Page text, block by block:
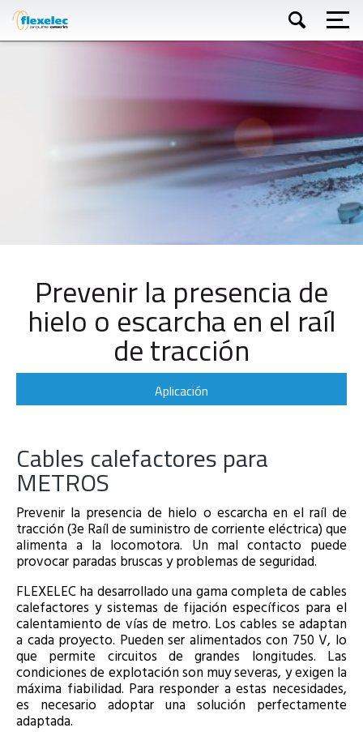
Skip
to
main
Buscar
Prevenir la presencia de
hielo o escarcha en el raíl
de tracción
Aplicación
Cables calefactores para
METROS
Prevenir la presencia de hielo o escarcha en el raíl de
tracción (3e Raíl de suministro de corriente eléctrica) que
alimenta a la locomotora. Un mal contacto puede
provocar paradas bruscas y problemas de seguridad.
FLEXELEC ha desarrollado una gama completa de cables
calefactores y sistemas de fijación específicos para el
calentamiento de vías de metro. Los cables se adaptan
a cada proyecto. Pueden ser alimentados con 750 V, lo
que permite circuitos de grandes longitudes. Las
condiciones de explotación son muy severas, y exigen la
máxima fiabilidad. Para responder a estas necesidades,
es necesario adoptar una solución perfectamente
adaptada.